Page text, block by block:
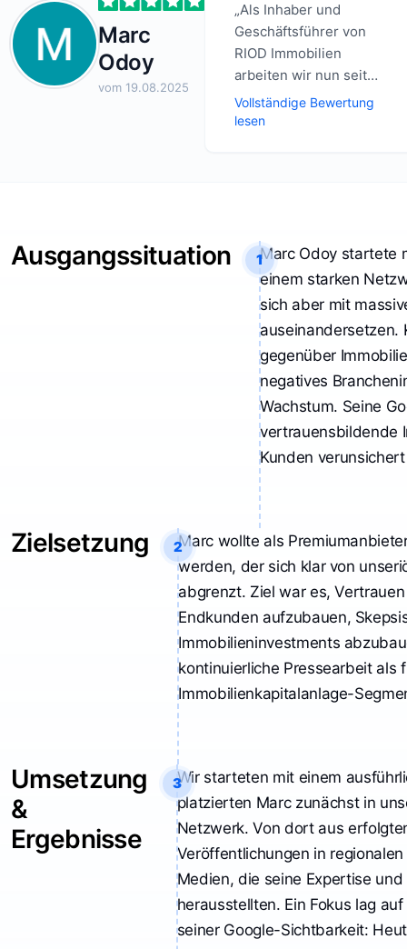
Marc
Odoy
vom 19.08.2025
„Als Inhaber und
Geschäftsführer von
RIOD Immobilien
arbeiten wir nun seit
mehreren Monaten
sehr erfolgreich mit
den DCF-Verlag für
eine
Personalberatungsfirma
beauftragt – schon
damals hat die
Zusammenarbeit im
Rahmen des Trusts
hervorragend
funktioniert und für
deutliche Sichtbarkeit
gesorgt. Aufgrund
dieser positiven
Erfahrung haben wir
uns entschieden, auch
mit dem DCF-Verlag
zusammenzuarbeiten.
Seitdem stellen wir
fest, dass unsere
Präsenz am Markt
deutlich gestiegen ist:
Kunden berichten uns
und fragen, wie wir das
erreichen. Dieses
führt dazu, dass sich
neue Türen öffnen –
selbst Bauträger treten
aktiv auf uns zu und
wollen mit uns
Vollständige Bewertung
lesen
Ausgangssituation 1Marc Odoy startete
einem starken
sich aber mit
auseinandersetzen.
gegenüber
negatives
Wachstum. Seine
vertrauensbildende
Kunden
Zielsetzung 2Marc wollte als
werden, der sich klar von
abgrenzt. Ziel war es,
Endkunden aufzubauen,
Immobilieninvestments
kontinuierliche Pressearbeit als
Immobilienkapitalanlage-
Umsetzung
&
Ergebnisse
3Wir starteten mit einem
platzierten Marc zunächst in
Netzwerk. Von dort aus
Veröffentlichungen in
Medien, die seine Expertise und
herausstellten. Ein Fokus lag
seiner Google-Sichtbarkeit: